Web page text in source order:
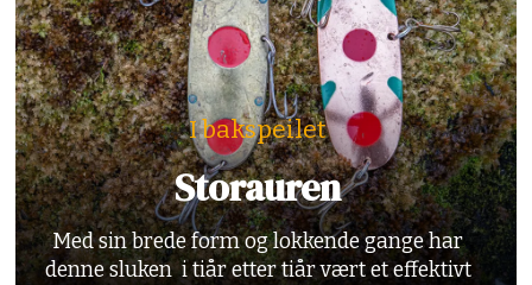
I bakspeilet
Storauren
Med sin brede form og lokkende gange har
denne sluken i tiår etter tiår vært et effektivt